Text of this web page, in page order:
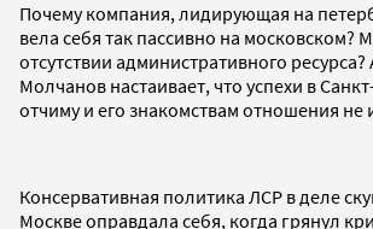
Почему компания, лидирующая на
вела себя так пассивно на московском?
отсутствии административного
Молчанов настаивает, что успехи в
отчиму и его знакомствам отношения не
Консервативная политика ЛСР в деле
Москве оправдала себя, когда грянул